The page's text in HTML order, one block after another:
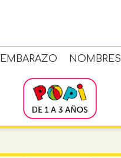
EMBARAZO NOMBRES